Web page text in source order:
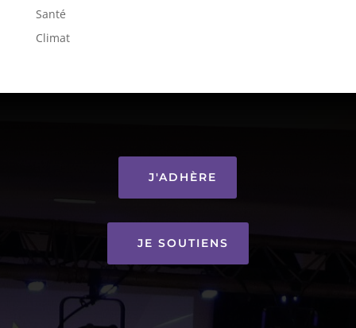
Santé
Climat
J'ADHÈRE
JE SOUTIENS